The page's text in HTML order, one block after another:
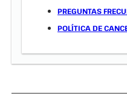
PREGUNTAS
POLÍTICA DE